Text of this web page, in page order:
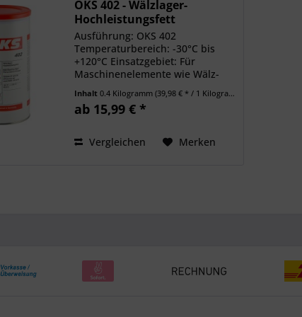
OKS 402 - Wälzlager-
Hochleistungsfett
Ausführung: OKS 402
Temperaturbereich: -30°C bis
+120°C Einsatzgebiet: Für
Maschinenelemente wie Wälz-
Gleitführungen unter normalen
Belastungen. Eigenschaften:
und...
Inhalt0.4 Kilogramm(39,98 € * / 1 Kilogramm)
ab 15,99 € *
Vergleichen Merken